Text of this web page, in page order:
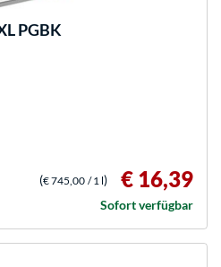
PGBK
(€ 745,00 / 1 l) € 16,39
Sofort verfügbar